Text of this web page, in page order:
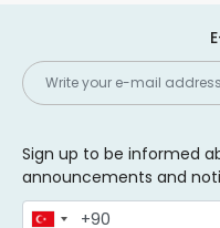
Sign up to be informed
announcements and